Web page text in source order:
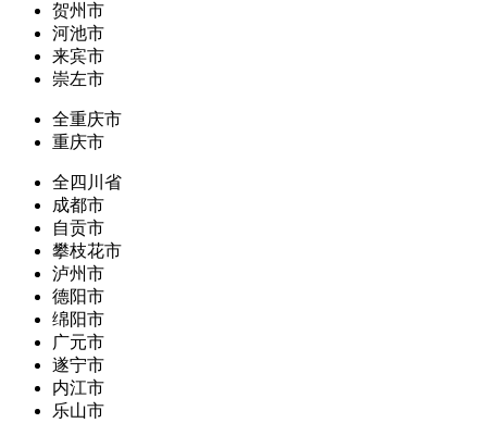
贺州市
河池市
来宾市
崇左市
全重庆市
重庆市
全四川省
成都市
自贡市
攀枝花市
泸州市
德阳市
绵阳市
广元市
遂宁市
内江市
乐山市